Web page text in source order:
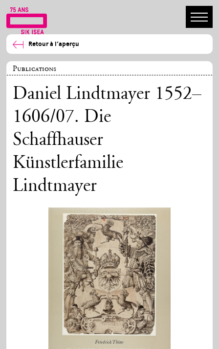
Retour à l’aperçu
Publications
Daniel Lindtmayer 1552–
1606/07. Die
Schaffhauser
Künstlerfamilie
Lindtmayer